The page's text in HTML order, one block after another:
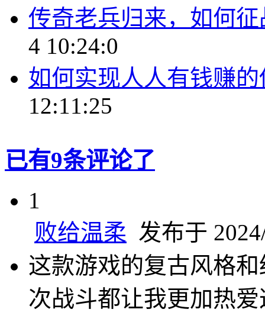
传奇老兵归来，如何
4 10:24:0
如何实现人人有钱赚
12:11:25
已有9条评论了
1
败给温柔 发布于
这款游戏的复古风格
次战斗都让我更加热